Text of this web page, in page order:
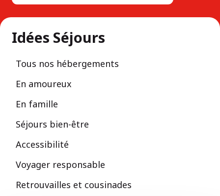
Idées Séjours
Tous nos hébergements
En amoureux
En famille
Séjours bien-être
Accessibilité
Voyager responsable
Retrouvailles et cousinades